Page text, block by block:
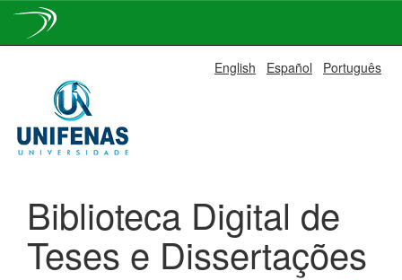
navigation
English Español Português
Biblioteca Digital de
Teses e Dissertações